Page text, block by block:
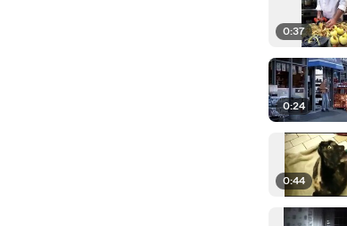
0:37
0:24
0:44